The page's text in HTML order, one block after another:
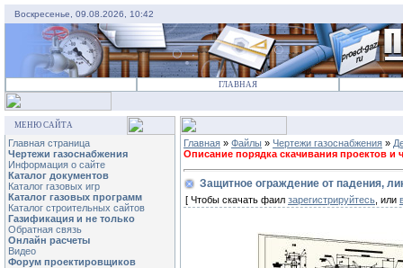
Воскресенье, 09.08.2026, 10:42
ГЛАВНАЯ
МЕНЮ САЙТА
Главная страница
Чертежи газоснабжения
Информация о сайте
Каталог документов
Каталог газовых игр
Каталог газовых программ
Каталог строительных сайтов
Газификация и не только
Обратная связь
Онлайн расчеты
Видео
Форум проектировщиков
Главная » Файлы » Чертежи газоснабжения »
Описание порядка скачивания проектов и
Защитное ограждение от падения,
[ Чтобы скачать фаил зарегистрируйтесь , или